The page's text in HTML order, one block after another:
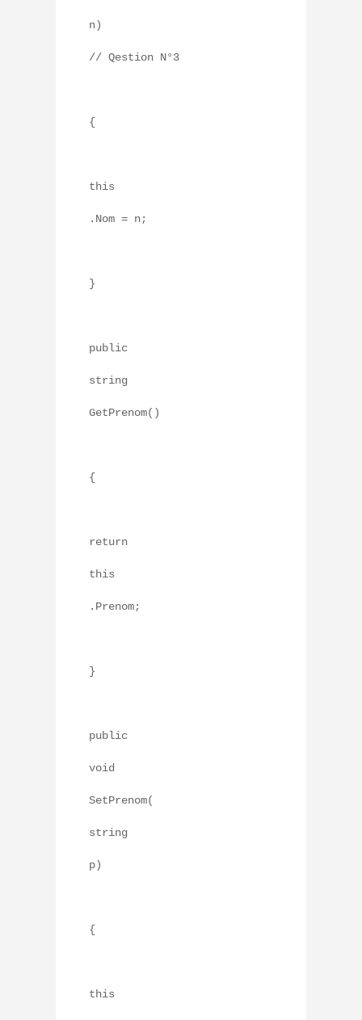
n)
// Qestion N°3
{
this
.Nom = n;
}
public
string
GetPrenom()
{
return
this
.Prenom;
}
public
void
SetPrenom(
string
p)
{
this